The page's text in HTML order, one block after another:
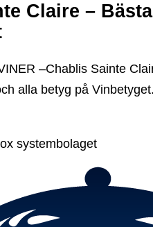
Claire –
–Chablis Sainte
alla betyg på
systembolaget